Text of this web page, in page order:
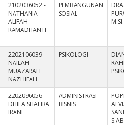
2102036052 -
NATHANIA
ALIFAH
RAMADHANTI
PEMBANGUNAN
SOSIAL
2202106039 -
NAILAH
MUAZARAH
NAZHIFAH
PSIKOLOGI
2202096056 -
DHIFA SHAFIRA
IRANI
ADMINISTRASI
BISNIS